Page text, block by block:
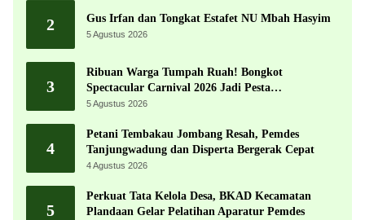
2 Gus Irfan dan Tongkat Estafet NU Mbah Hasyim
5 Agustus 2026
3
Ribuan Warga Tumpah Ruah! Bongkot
Spectacular Carnival 2026 Jadi Pesta
Kemerdekaan Terbesar di Peterongan
5 Agustus 2026
4
Petani Tembakau Jombang Resah, Pemdes
Tanjungwadung dan Disperta Bergerak Cepat
4 Agustus 2026
5
Perkuat Tata Kelola Desa, BKAD Kecamatan
Plandaan Gelar Pelatihan Aparatur Pemdes